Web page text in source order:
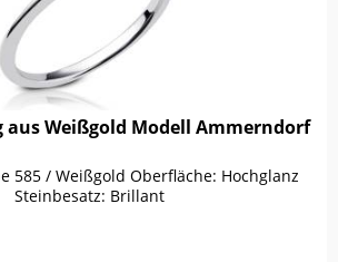
aus Weißgold Modell Ammerndorf
585 / Weißgold Oberfläche: Hochglanz
Steinbesatz: Brillant